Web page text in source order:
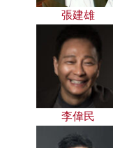
張建雄
李偉民